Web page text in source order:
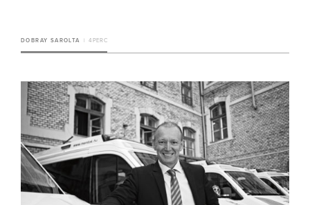
DOBRAY SAROLTA 4 PERC